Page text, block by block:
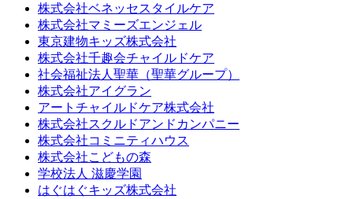
株式会社ベネッセスタイルケア
株式会社マミーズエンジェル
東京建物キッズ株式会社
株式会社千趣会チャイルドケア
社会福祉法人聖華（聖華グループ）
株式会社アイグラン
アートチャイルドケア株式会社
株式会社スクルドアンドカンパニー
株式会社コミニティハウス
株式会社こどもの森
学校法人 滋慶学園
はぐはぐキッズ株式会社